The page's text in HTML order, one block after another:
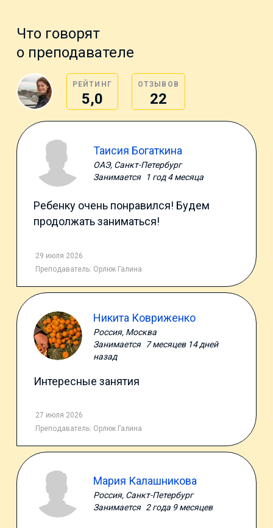
Что говорят
о преподавателе
РЕЙТИНГ
5,0
ОТЗЫВОВ
22
Таисия Богаткина
ОАЭ, Санкт-Петербург
Занимается
1 год 4 месяца
Ребенку очень понравился! Будем
продолжать заниматься!
29 июля 2026
Преподаватель: Орлюк Галина
Никита Ковриженко
Россия, Москва
Занимается 7 месяцев 14 дней
назад
Интересные занятия
27 июля 2026
Преподаватель: Орлюк Галина
Мария Калашникова
Россия, Санкт-Петербург
Занимается 2 года 9 месяцев